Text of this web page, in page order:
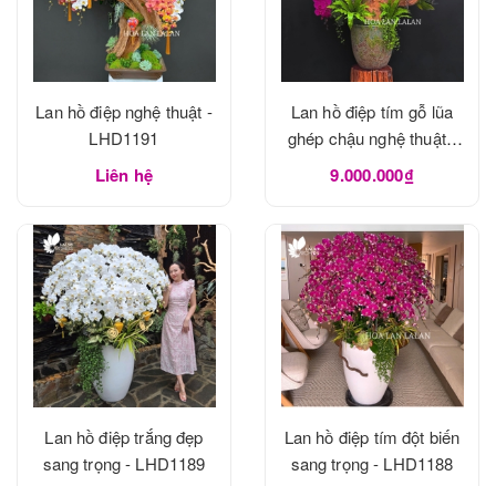
Lan hồ điệp nghệ thuật -
LHD1191
Liên hệ
Lan hồ điệp tím gỗ lũa
ghép chậu nghệ thuật -
LHD1190
9.000.000₫
Lan hồ điệp trắng đẹp
sang trọng - LHD1189
Lan hồ điệp tím đột biến
sang trọng - LHD1188